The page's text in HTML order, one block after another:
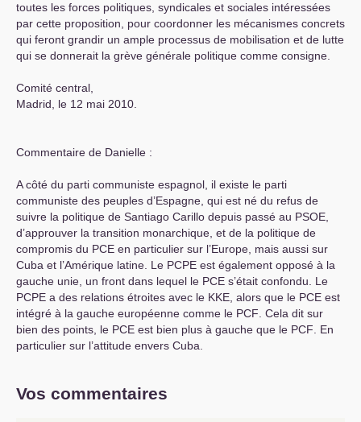
toutes les forces politiques, syndicales et sociales intéressées
par cette proposition, pour coordonner les mécanismes concrets
qui feront grandir un ample processus de mobilisation et de lutte
qui se donnerait la grève générale politique comme consigne.
Comité central,
Madrid, le 12 mai 2010.
Commentaire de Danielle :
A côté du parti communiste espagnol, il existe le parti
communiste des peuples d’Espagne, qui est né du refus de
suivre la politique de Santiago Carillo depuis passé au PSOE
d’approuver la transition monarchique, et de la politique de
compromis du PCE en particulier sur l’Europe, mais aussi sur
Cuba et l’Amérique latine. Le PCPE est également opposé à la
gauche unie, un front dans lequel le PCE s’était confondu. Le
PCPE a des relations étroites avec le KKE , alors que le PCE est
intégré à la gauche européenne comme le PCF . Cela dit sur
bien des points, le PCE est bien plus à gauche que le PCF . En
particulier sur l’attitude envers Cuba.
Vos commentaires